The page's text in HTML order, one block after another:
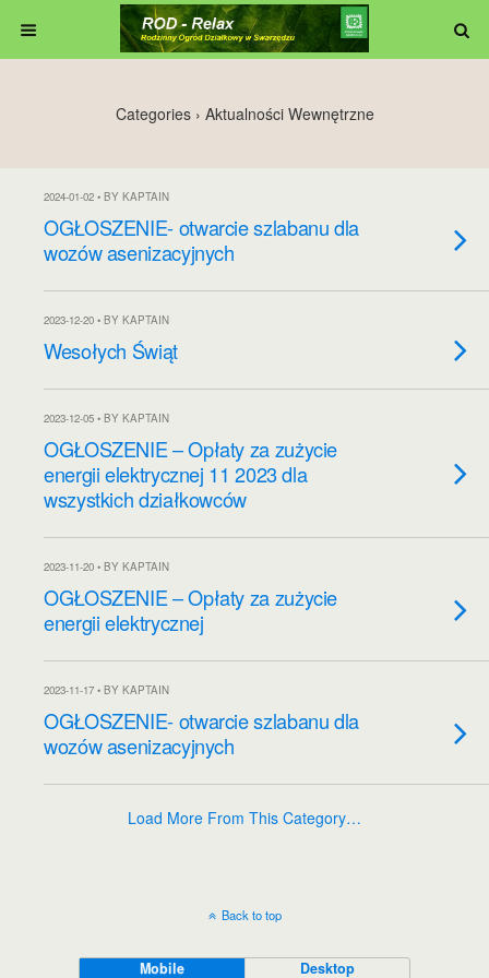
Categories › Aktualności Wewnętrzne
2024-01-02 • BY KAPTAIN
OGŁOSZENIE- otwarcie szlabanu dla
wozów asenizacyjnych
2023-12-20 • BY KAPTAIN
Wesołych Świąt
2023-12-05 • BY KAPTAIN
OGŁOSZENIE – Opłaty za zużycie
energii elektrycznej 11 2023 dla
wszystkich działkowców
2023-11-20 • BY KAPTAIN
OGŁOSZENIE – Opłaty za zużycie
energii elektrycznej
2023-11-17 • BY KAPTAIN
OGŁOSZENIE- otwarcie szlabanu dla
wozów asenizacyjnych
Load More From This Category…
Back to top
Mobile Desktop